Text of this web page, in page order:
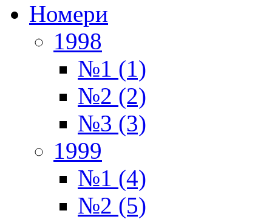
Номери
1998
№1 (1)
№2 (2)
№3 (3)
1999
№1 (4)
№2 (5)